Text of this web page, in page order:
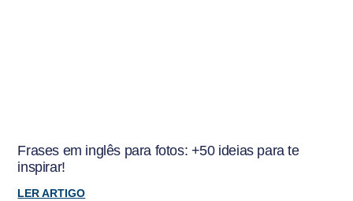
Frases em inglês para fotos: +50 ideias para te
inspirar!
LER ARTIGO